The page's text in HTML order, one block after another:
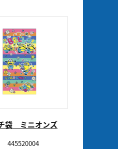
袋 ミニオンズ
445520004